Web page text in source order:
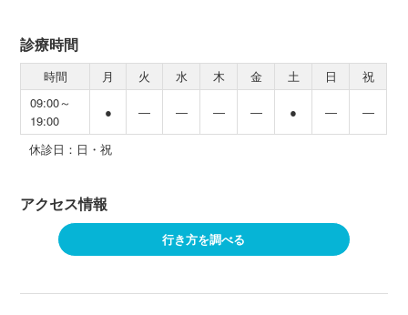
診療時間
時間 月 火 水 木 金 土 日
祝
09:00～
19:00
● ― ― ― ― ● ― ―
休診日：日・祝
アクセス情報
行き方を調べる